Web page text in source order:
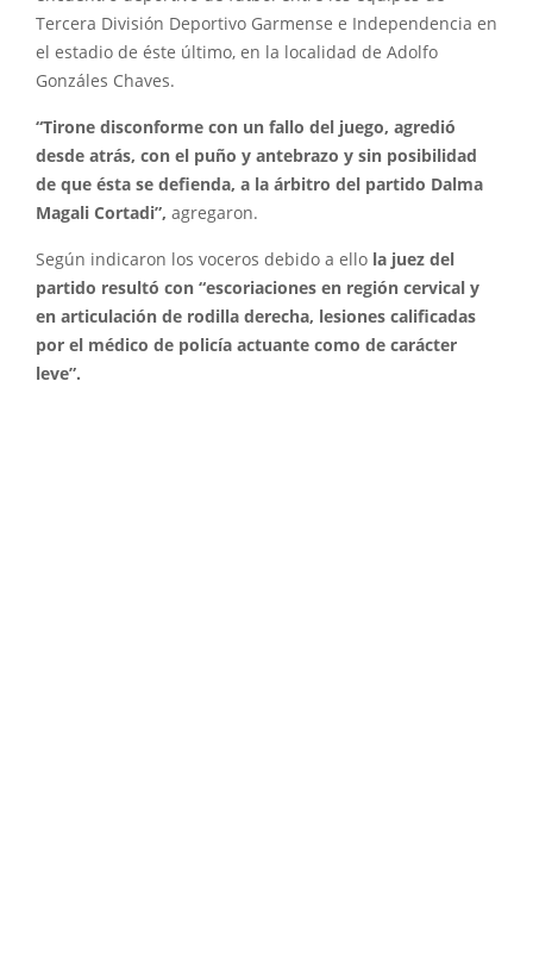
Tercera División Deportivo Garmense e Independencia en
el estadio de éste último, en la localidad de Adolfo
Gonzáles Chaves.
“Tirone disconforme con un fallo del juego, agredió
desde atrás, con el puño y antebrazo y sin posibilidad
de que ésta se defienda, a la árbitro del partido Dalma
Magali Cortadi”, agregaron.
Según indicaron los voceros debido a ello la juez del
partido resultó con “escoriaciones en región cervical y
en articulación de rodilla derecha, lesiones calificadas
por el médico de policía actuante como de carácter
leve”.